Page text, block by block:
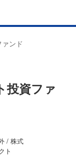
ンド
投資ファ
/ 株式
ト